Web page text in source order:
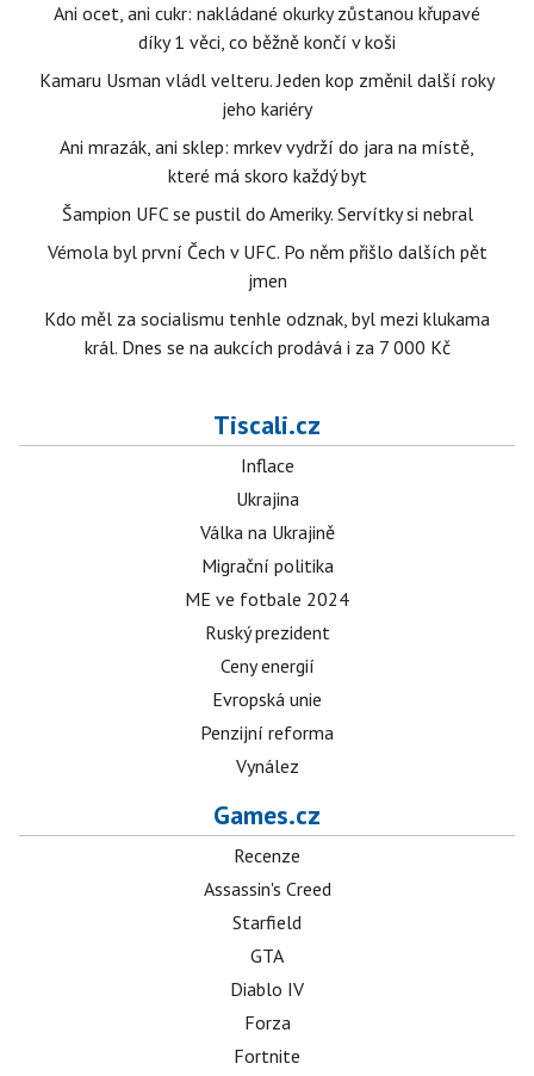
Ani ocet, ani cukr: nakládané okurky zůstanou křupavé
díky 1 věci, co běžně končí v koši
Kamaru Usman vládl velteru. Jeden kop změnil další roky
jeho kariéry
Ani mrazák, ani sklep: mrkev vydrží do jara na místě,
které má skoro každý byt
Šampion UFC se pustil do Ameriky. Servítky si nebral
Vémola byl první Čech v UFC. Po něm přišlo dalších pět
jmen
Kdo měl za socialismu tenhle odznak, byl mezi klukama
král. Dnes se na aukcích prodává i za 7 000 Kč
Tiscali.cz
Inflace
Ukrajina
Válka na Ukrajině
Migrační politika
ME ve fotbale 2024
Ruský prezident
Ceny energií
Evropská unie
Penzijní reforma
Vynález
Games.cz
Recenze
Assassin's Creed
Starfield
GTA
Diablo IV
Forza
Fortnite